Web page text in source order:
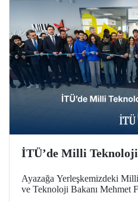
İTÜ’de Milli Teknoloji
Ayazağa Yerleşkemizdeki
ve Teknoloji Bakanı Mehmet